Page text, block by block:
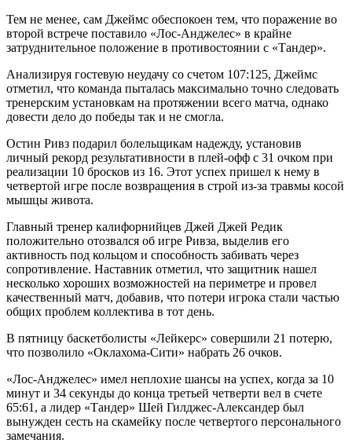
Тем не менее, сам Джеймс обеспокоен тем, что поражение во
второй встрече поставило «Лос-Анджелес» в крайне
затруднительное положение в противостоянии с «Тандер».
Анализируя гостевую неудачу со счетом 107:125, Джеймс
отметил, что команда пыталась максимально точно следовать
тренерским установкам на протяжении всего матча, однако
довести дело до победы так и не смогла.
Остин Ривз подарил болельщикам надежду, установив
личный рекорд результативности в плей-офф с 31 очком при
реализации 10 бросков из 16. Этот успех пришел к нему в
четвертой игре после возвращения в строй из-за травмы косой
мышцы живота.
Главный тренер калифорнийцев Джей Джей Редик
положительно отозвался об игре Ривза, выделив его
активность под кольцом и способность забивать через
сопротивление. Наставник отметил, что защитник нашел
несколько хороших возможностей на периметре и провел
качественный матч, добавив, что потери игрока стали частью
общих проблем коллектива в тот день.
В пятницу баскетболисты «Лейкерс» совершили 21 потерю,
что позволило «Оклахома-Сити» набрать 26 очков.
«Лос-Анджелес» имел неплохие шансы на успех, когда за 10
минут и 34 секунды до конца третьей четверти вел в счете
65:61, а лидер «Тандер» Шей Гилджес-Александер был
вынужден сесть на скамейку после четвертого персонального
замечания.